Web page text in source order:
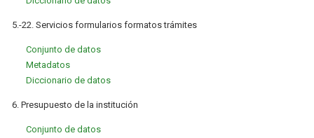
5.-22. Servicios formularios formatos trámites
Conjunto de datos
Metadatos
Diccionario de datos
6. Presupuesto de la institución
Conjunto de datos